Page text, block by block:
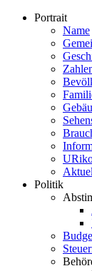
Portrait
Name
Politik